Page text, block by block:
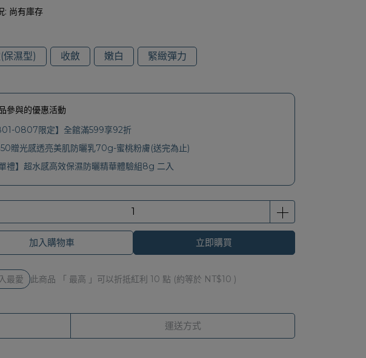
: 尚有庫存
保濕型)
收斂 嫩白 緊緻彈力
參與的優惠活動
0807限定】全館滿599享92折
贈光感透亮美肌防曬乳70g-蜜桃粉膚(送完為止)
單禮】超水感高效保濕防曬精華體驗組8g 二入
加入購物車 立即購買
最愛 此商品 「 最高 」可以折抵紅利 10 點 (約等於 NT$10 )
運送方式